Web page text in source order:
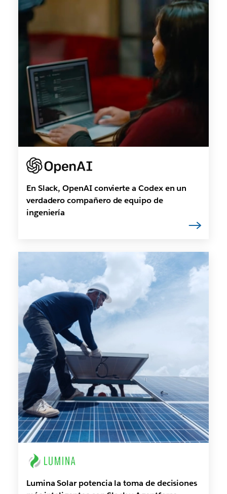
En Slack, OpenAI convierte a Codex en un
verdadero compañero de equipo de
ingeniería
Lumina Solar potencia la toma de decisiones